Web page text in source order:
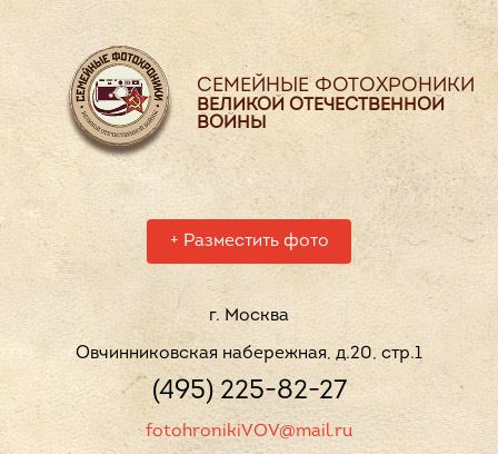
СЕМЕЙНЫЕ ФОТОХРОНИКИ
ВЕЛИКОЙ ОТЕЧЕСТВЕННОЙ
ВОЙНЫ
+ Разместить фото
г. Москва
Овчинниковская набережная, д.20, стр.1
(495) 225-82-27
fotohronikiVOV@mail.ru